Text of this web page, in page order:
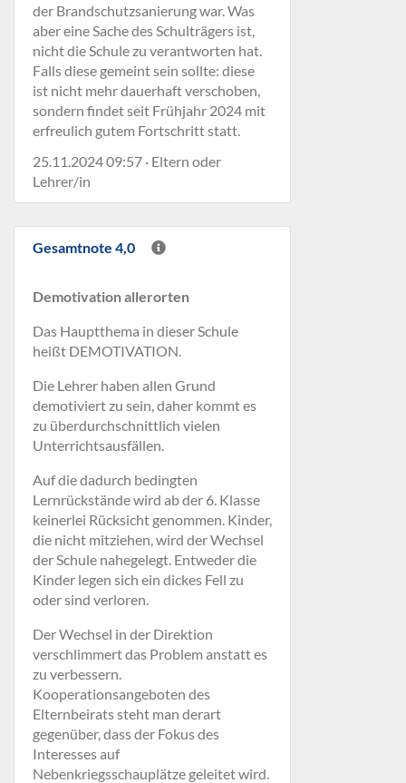
der Brandschutzsanierung war. Was
aber eine Sache des Schulträgers ist,
nicht die Schule zu verantworten hat.
Falls diese gemeint sein sollte: diese
ist nicht mehr dauerhaft verschoben,
sondern findet seit Frühjahr 2024 mit
erfreulich gutem Fortschritt statt.
25.11.2024 09:57 · Eltern oder
Lehrer/in
Gesamtnote 4,0
Demotivation allerorten
Das Hauptthema in dieser Schule
heißt DEMOTIVATION.
Die Lehrer haben allen Grund
demotiviert zu sein, daher kommt es
zu überdurchschnittlich vielen
Unterrichtsausfällen.
Auf die dadurch bedingten
Lernrückstände wird ab der 6. Klasse
keinerlei Rücksicht genommen. Kinder,
die nicht mitziehen, wird der Wechsel
der Schule nahegelegt. Entweder die
Kinder legen sich ein dickes Fell zu
oder sind verloren.
Der Wechsel in der Direktion
verschlimmert das Problem anstatt es
zu verbessern.
Kooperationsangeboten des
Elternbeirats steht man derart
gegenüber, dass der Fokus des
Interesses auf
Nebenkriegsschauplätze geleitet wird.